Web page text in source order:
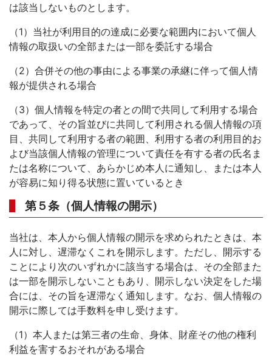
は該当しないものとします。
（1）当社が利用目的の達成に必要な範囲内において個人
情報の取扱いの全部または一部を委託する場合
（2）合併その他の事由による事業の承継に伴って個人情
報が提供される場合
（3）個人情報を特定の者との間で共同して利用する場合
であって、その旨並びに共同して利用される個人情報の項
目、共同して利用する者の範囲、利用する者の利用目的お
よび当該個人情報の管理について責任を有する者の氏名ま
たは名称について、あらかじめ本人に通知し、または本人
が容易に知り得る状態に置いているとき
第５条（個人情報の開示）
当社は、本人から個人情報の開示を求められたときは、本
人に対し、遅滞なくこれを開示します。ただし、開示する
ことにより次のいずれかに該当する場合は、その全部また
は一部を開示しないこともあり、開示しない決定をした場
合には、その旨を遅滞なく通知します。なお、個人情報の
開示に際しては手数料を申し受けます。
（1）本人または第三者の生命、身体、財産その他の権利
利益を害するおそれがある場合